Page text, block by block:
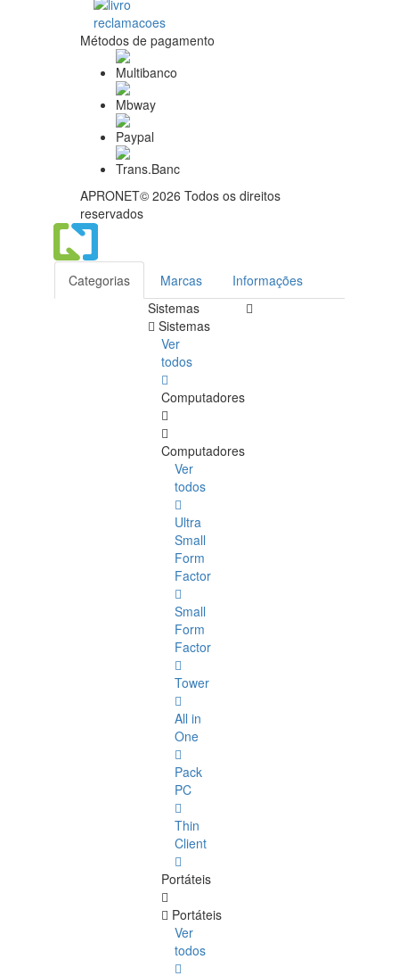
Métodos de pagamento
APRONET© 2026 Todos os direitos
reservados
Categorias Marcas
Informações
Sistemas
Sistemas
Ver
todos
Computadores
Computadores
Ver
todos
Ultra
Small
Form
Factor
Small
Form
Factor
Tower
All in
One
Pack
PC
Thin
Client
Portáteis
Portáteis
Ver
todos